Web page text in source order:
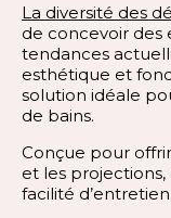
La diversité des
de concevoir des
tendances
esthétique et
solution idéale
de bains.
Conçue pour
et les projections,
facilité d’entretien.